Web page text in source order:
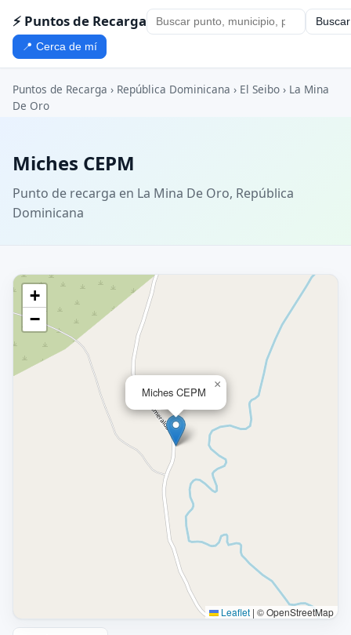
⚡ Puntos de Recarga Buscar
📍 Cerca de mí
Puntos de Recarga › República Dominicana › El Seibo › La Mina
De Oro
Miches CEPM
Punto de recarga en La Mina De Oro, República
Dominicana
Miches CEPM
×
+
−
Leaflet | © OpenStreetMap